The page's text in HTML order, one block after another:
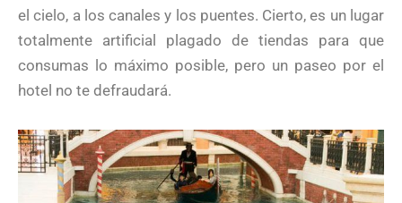
el cielo, a los canales y los puentes. Cierto, es un lugar
totalmente artificial plagado de tiendas para que
consumas lo máximo posible, pero un paseo por el
hotel no te defraudará.